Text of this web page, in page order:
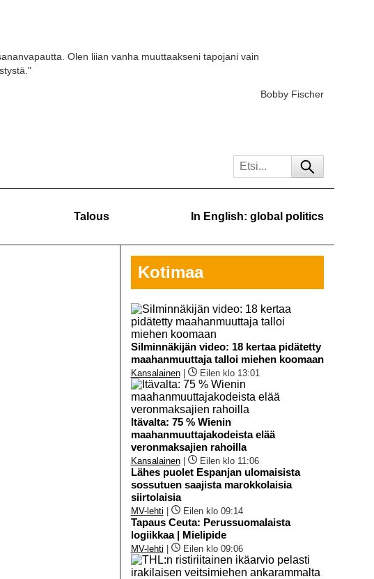
Olen liian vanha muuttaakseni tapojani vain
Bobby Fischer
Talous In English: global politics
Kotimaa
Silminnäkijän video: 18 kertaa pidätetty
maahanmuuttaja talloi miehen koomaan
Kansalainen| Eilen klo 13:01
Itävalta: 75 % Wienin
maahanmuuttajakodeista elää
veronmaksajien rahoilla
Kansalainen| Eilen klo 11:06
Lähes puolet Espanjan ulomaisista
sossutuen saajista marokkolaisia
siirtolaisia
MV-lehti Eilen klo 09:14
Tapaus Ceuta: Perussuomalaista
logiikkaa | Mielipide
MV-lehti Eilen klo 09:06